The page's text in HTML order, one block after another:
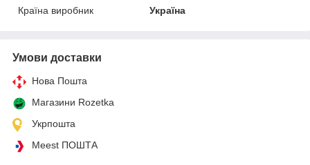
Країна виробник
Україна
Умови доставки
Нова Пошта
Магазини Rozetka
Укрпошта
Meest ПОШТА